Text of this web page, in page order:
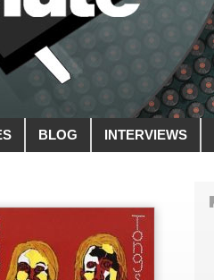
BLOG INTERVIEWS